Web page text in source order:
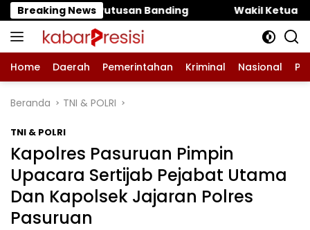
Langsung
ke
konten
Breaking News
Banding ‎Wakil Ketua DPRD Pasuruan
Home Daerah Pemerintahan Kriminal Nasional
Beranda TNI & POLRI
TNI & POLRI
Kapolres Pasuruan Pimpin
Upacara Sertijab Pejabat Utama
Dan Kapolsek Jajaran Polres
Pasuruan